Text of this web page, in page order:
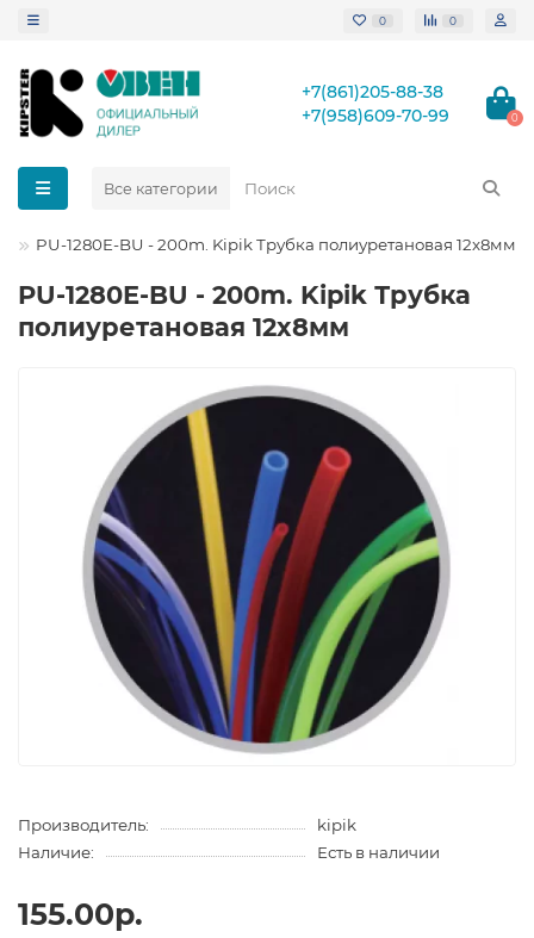
0 0
+7(861)205-88-38
+7(958)609-70-99
0
Все категории
PU-1280E-BU - 200m. Kipik Трубка полиуретановая 12x8мм
PU-1280E-BU - 200m. Kipik Трубка
полиуретановая 12x8мм
Производитель:
kipik
Наличие:
Есть в наличии
155.00р.